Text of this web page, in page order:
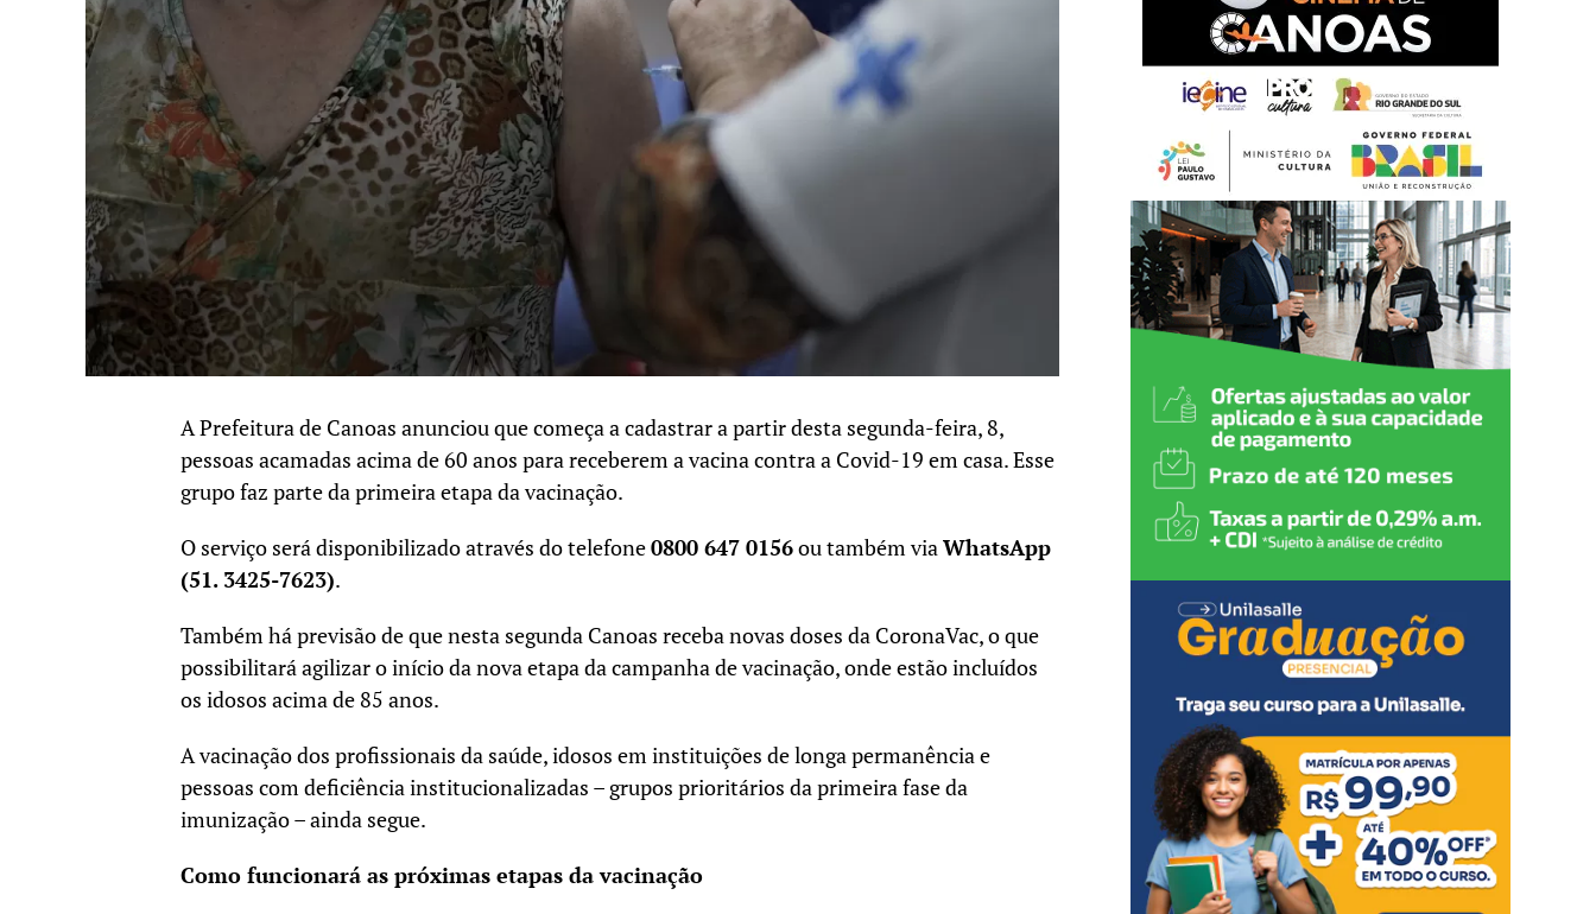
A Prefeitura de Canoas anunciou que começa a cadastrar a partir desta segunda-feira, 8,
pessoas acamadas acima de 60 anos para receberem a vacina contra a Covid-19 em casa. Esse
grupo faz parte da primeira etapa da vacinação.
O serviço será disponibilizado através do telefone0800 647 0156ou também viaWhatsApp
(51. 3425-7623).
Também há previsão de que nesta segunda Canoas receba novas doses da CoronaVac, o que
possibilitará agilizar o início da nova etapa da campanha de vacinação, onde estão incluídos
os idosos acima de 85 anos.
A vacinação dos profissionais da saúde, idosos em instituições de longa permanência e
pessoas com deficiência institucionalizadas – grupos prioritários da primeira fase da
imunização – ainda segue.
Como funcionará as próximas etapas da vacinação